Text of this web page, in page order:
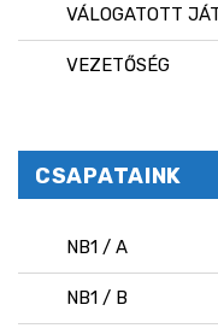
VÁLOGATOTT
VEZETŐSÉG
CSAPATAINK
NB1 / A
NB1 / B